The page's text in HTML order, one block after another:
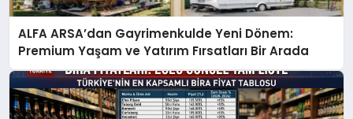
ALFA ARSA’dan Gayrimenkulde Yeni Dönem:
Premium Yaşam ve Yatırım Fırsatları Bir Arada